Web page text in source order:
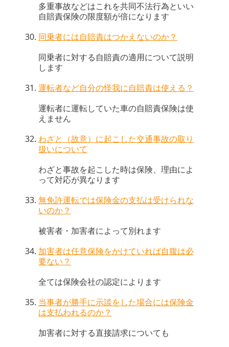
多重事故などはこれを共同不法行為といい
自賠責保険の限度額が倍になります
同乗者には自賠責はつかえないのか？
同乗者に対する自賠責の適用について説明
します
運転者など自分の怪我に自賠責は使える？
運転者に運転していた車の自賠責保険は使
えません
わざと（故意）に起こした交通事故の取り
扱いについて
わざと事故を起こした時は保険、理由によ
って対応が異なります
無免許運転では保険金の支払は受けられな
いのか？
被害者・加害者によって別れます
加害者は任意保険をかけていれば自腹は必
要ない？
全ては保険会社の認定によります
当事者が勝手に示談をした場合には保険金
は支払われるのか？
加害者に対する直接請求についても